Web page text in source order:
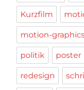
Kurzfilm
motion-
politik poster
redesign